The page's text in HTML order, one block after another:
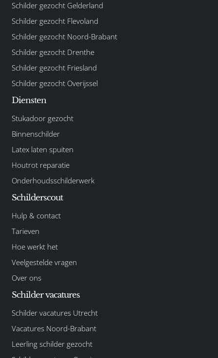
Schilder gezocht Gelderland
Schilder gezocht Flevoland
Schilder gezocht Noord-Brabant
Schilder gezocht Drenthe
Schilder gezocht Friesland
Schilder gezocht Overijssel
Diensten
Stukadoor gezocht
Binnenschilder
Latex laten spuiten
Houtrot reparatie
Onderhoudsschilderwerk
Schilderscout
Hulp & contact
Tarieven
Hoe werkt het
Veelgestelde vragen
Over ons
Schilder vacatures
Schilder vacatures Utrecht
Vacatures Noord-Brabant
Leerling schilder gezocht